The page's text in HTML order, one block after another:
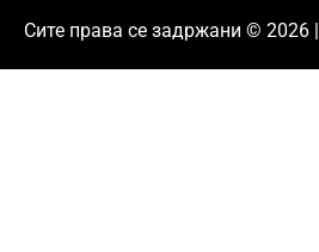
Сите права се задржани © 2026